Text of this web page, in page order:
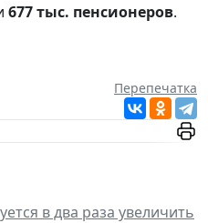
677 тыс. пенсионеров.
Перепечатка
в два раза увеличить